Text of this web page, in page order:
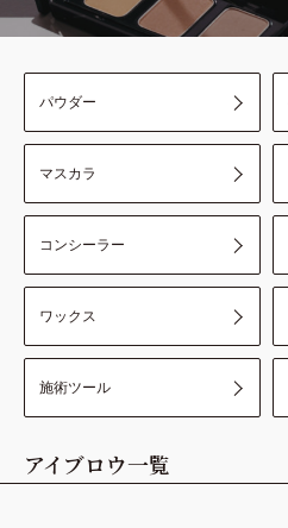
パウダー
マスカラ
コンシーラー
ワックス
施術ツール
アイブロウ一覧
商品を探す
アイブロウ
フェイス
ラッシュリフト
アウトレット